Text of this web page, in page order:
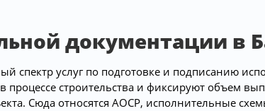
документации в
спектр услуг по подготовке и подписанию
процессе строительства и фиксируют объем
Сюда относятся АОСР, исполнительные